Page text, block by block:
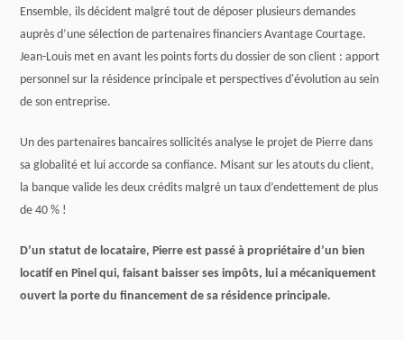
Ensemble, ils décident malgré tout de déposer plusieurs demandes
auprès d’une sélection de partenaires financiers Avantage Courtage.
Jean-Louis met en avant les points forts du dossier de son client : apport
personnel sur la résidence principale et perspectives d'évolution au sein
de son entreprise.
Un des partenaires bancaires sollicités analyse le projet de Pierre dans
sa globalité et lui accorde sa confiance. Misant sur les atouts du client,
la banque valide les deux crédits malgré un taux d’endettement de plus
de 40 % !
D’un statut de locataire, Pierre est passé à propriétaire d’un bien
locatif en Pinel qui, faisant baisser ses impôts, lui a mécaniquement
ouvert la porte du financement de sa résidence principale.